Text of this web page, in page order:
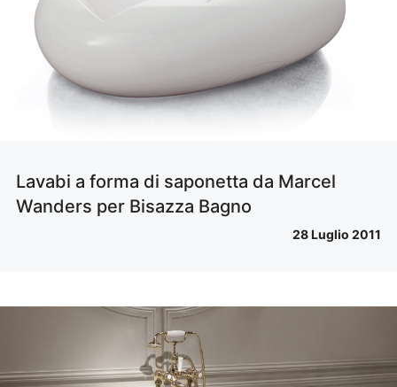
Lavabi a forma di saponetta da Marcel
Wanders per Bisazza Bagno
28 Luglio 2011